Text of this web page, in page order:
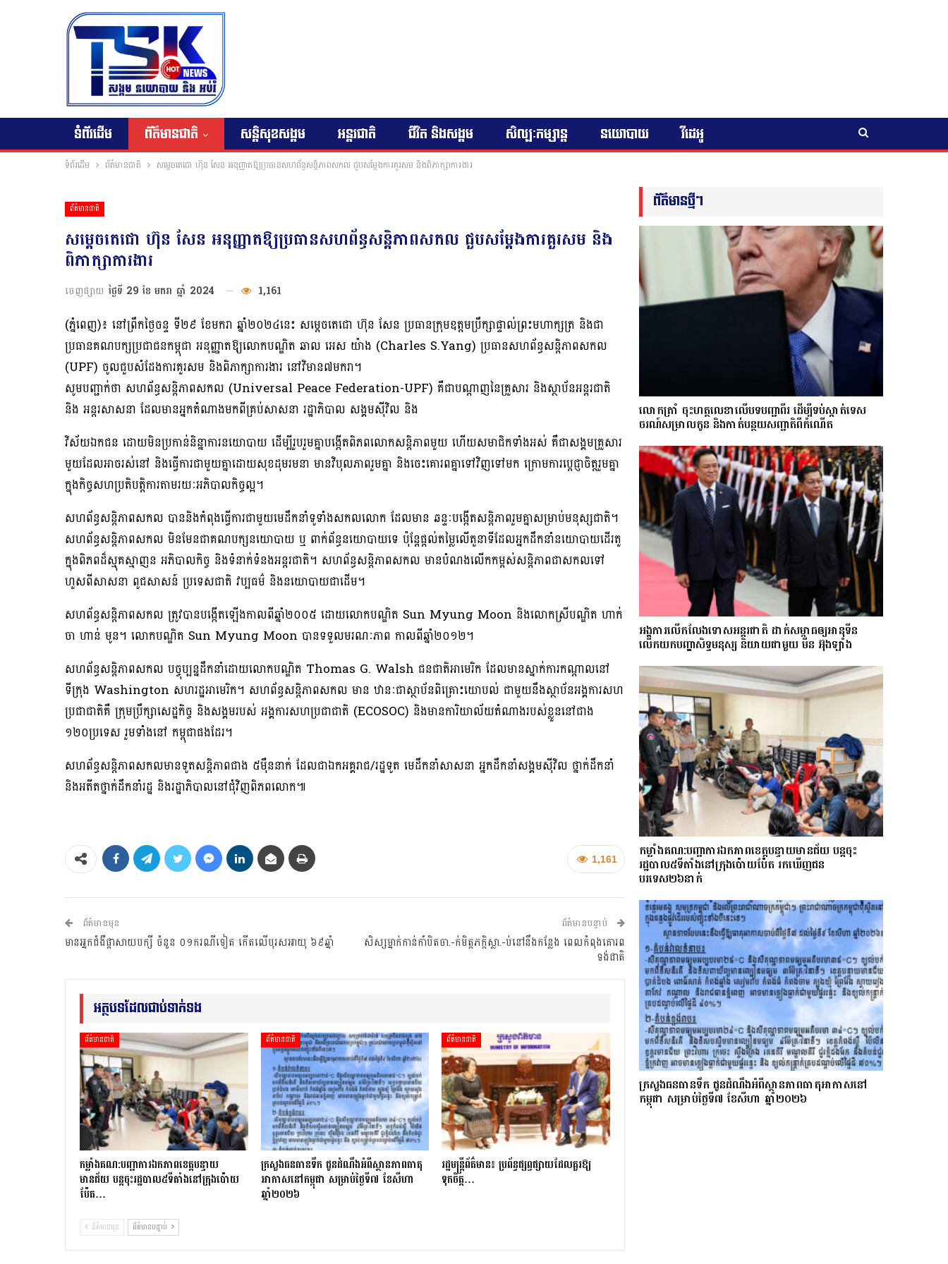
ទំព័រដើម ព័ត៌មានជាតិ សន្តិសុខសង្គម អន្តរជាតិ ជីវិត និងសង្គម សិល្បៈកម្សាន្ត នយោបាយ វីដេអូ
ទំព័រដើម ព័ត៌មានជាតិ សម្តេចតេជោ ហ៊ុន សែន អនុញ្ញាតឱ្យប្រធានសហព័ន្ធសន្តិភាពសកល ជួបសម្តែងការគួរសម និងពិភាក្សាការងារ
ព័ត៌មានជាតិ
សម្តេចតេជោ ហ៊ុន សែន អនុញ្ញាតឱ្យប្រធានសហព័ន្ធសន្តិភាពសកល ជួបសម្តែងការគួរសម និង
ពិភាក្សាការងារ
ចេញផ្សាយ ថ្ងៃទី 29 ខែ មករា ឆ្នាំ 2024 1,161
(ភ្នំពេញ)៖ នៅព្រឹកថ្ងៃចន្ទ ទី២៩ ខែមករា ឆ្នាំ២០២៤នេះ សម្ដេចតេជោ ហ៊ុន សែន ប្រធានក្រុមឧត្តមប្រឹក្សាផ្ទាល់ព្រះមហាក្សត្រ និងជា
ប្រធានគណបក្សប្រជាជនកម្ពុជា អនុញ្ញាតឱ្យលោកបណ្ឌិត ឆាល អេស យ៉ាង (Charles S.Yang) ប្រធានសហព័ន្ធសន្តិភាពសកល
(UPF) ចូលជួបសំដែងការគួរសម និងពិភាក្សាការងារ នៅវិមាន៧មករា។
សូមបញ្ជាក់ថា សហព័ន្ធសន្តិភាពសកល (Universal Peace Federation-UPF) គឺជាបណ្តាញនៃគ្រួសារ និងស្ថាប័នអន្តរជាតិ
និង អន្តរសាសនា ដែលមានអ្នកតំណាងមកពីគ្រប់សាសនា រដ្ឋាភិបាល សង្គមស៊ីវិល និង
វិស័យឯកជន ដោយមិនប្រកាន់និន្នាការនយោបាយ ដើម្បីរួបរួមគ្នាបង្កើតពិភពលោកសន្តិភាពមួយ ហើយសមាជិកទាំងអស់ គឺជាសង្គមគ្រួសារ
មួយដែលអាចរស់នៅ និងធ្វើការជាមួយគ្នាដោយសុខដុមរមនា មានវិបុលភាពរួមគ្នា និងចេះគោរពគ្នាទៅវិញទៅមក ក្រោមការប្តេជ្ញាចិត្តរួមគ្នា
ក្នុងកិច្ចសហប្រតិបត្តិការតាមរយៈអភិបាលកិច្ចល្អ។
សហព័ន្ធសន្តិភាពសកល បាននិងកំពុងធ្វើការជាមួយមេដឹកនាំទូទាំងសកលលោក ដែលមាន ឆន្ទៈបង្កើតសន្តិភាពរួមគ្នាសម្រាប់មនុស្សជាតិ។
សហព័ន្ធសន្តិភាពសកល មិនមែនជាគណបក្សនយោបាយ ឬ ពាក់ព័ន្ធនយោបាយទេ ប៉ុន្តែផ្តល់តម្លៃលើតួនាទីដែលអ្នកដឹកនាំនយោបាយដើរតួ
ក្នុងពិភពដ៏ស្មុគស្មាញន អភិបាលកិច្ច និងទំនាក់ទំនងអន្តរជាតិ។ សហព័ន្ធសន្តិភាពសកល មានបំណងលើកកម្ពស់សន្តិភាពជាសកលទៅ
ហួសពីសាសនា ពូជសាសន៍ ប្រទេសជាតិ វប្បធម៌ និងនយោបាយជាដើម។
សហព័ន្ធសន្តិភាពសកល ត្រូវបានបង្កើតឡើងកាលពីឆ្នាំ២០០៥ ដោយលោកបណ្ឌិត Sun Myung Moon និងលោកស្រីបណ្ឌិត ហាក់
ចា ហាន់ មូន។ លោកបណ្ឌិត Sun Myung Moon បានទទួលមរណៈភាព កាលពីឆ្នាំ២០១២។
សហព័ន្ធសន្តិភាពសកល បច្ចុប្បន្នដឹកនាំដោយលោកបណ្ឌិត Thomas G. Walsh ជនជាតិអាមេរិក ដែលមានស្នាក់ការកណ្តាលនៅ
ទីក្រុង Washington សហរដ្ឋអាមេរិក។ សហព័ន្ធសន្តិភាពសកល មាន ឋានៈជាស្ថាប័នពិគ្រោះយោបល់ ជាមួយនឹងស្ថាប័នអង្គការសហ
ប្រជាជាតិគឺ ក្រុមប្រឹក្សាសេដ្ឋកិច្ច និងសង្គមរបស់ អង្គការសហប្រជាជាតិ (ECOSOC) និងមានការិយាល័យតំណាងរបស់ខ្លួននៅជាង
១២០ប្រទេស រួមទាំងនៅ កម្ពុជាផងដែរ។
សហព័ន្ធសន្តិភាពសកលមានទូតសន្តិភាពជាង ៥ម៉ឺននាក់ ដែលជាឯកអគ្គរាជ/រដ្ឋទូត មេដឹកនាំសាសនា អ្នកដឹកនាំសង្គមស៊ីវិល ថ្នាក់ដឹកនាំ
និងអតីតថ្នាក់ដឹកនាំរដ្ឋ និងរដ្ឋាភិបាលនៅជុំវិញពិភពលោក៕
1,161
ព័ត៌មានមុន
មានអ្នកជំងឺផ្តាសាយបក្សី ចំនួន ០១ករណីទៀត កើតលើបុរសអាយុ ៦៩ឆ្នាំ
ព័ត៌មានបន្ទាប់
សិស្សម្នាក់កាន់កាំបិតចា.-ក់មិត្តភក្តិស្លា.-ប់នៅនឹងកន្លែង ពេលកំពុងគោរព
ទង់ជាតិ
អត្ថបទដែលជាប់ទាក់ទង
ព័ត៌មានជាតិ
កម្លាំងគណ:បញ្ជាការឯកភាពខេត្តបន្ទាយ
មានជ័យ បន្តចុះរដ្ឋបាល៥ទីតាំងនៅក្រុងប៉ោយ
ប៉ែត…
ព័ត៌មានជាតិ
ក្រសួងធនធានទឹក ជូនដំណឹងអំពីស្ថានភាពធាតុ
អាកាសនៅកម្ពុជា សម្រាប់ថ្ងៃទី៧ ខែសីហា
ឆ្នាំ២០២៦
ព័ត៌មានជាតិ
រដ្ឋមន្ត្រីព័ត៌មាន៖ ប្រព័ន្ធផ្សព្វផ្សាយដែលគួរឱ្យ
ទុកចិត្ត…
ព័ត៌មានមុន ព័ត៌មានបន្ទាប់
ព័ត៌មានថ្មីៗ
លោក​ត្រាំ ចុះហត្ថលេខាលើបទបញ្ជាពីរ ដើម្បីទប់ស្កាត់ទេស​
ចរណ៍សម្រាលកូន និងកាត់បន្ថយសញ្ជាតិពីកំណើត
អង្គការលើកលែងទោសអន្តរជាតិ ដាក់សម្ពាធឲ្យអានុទីន
លើកយកបញ្ហាសិទ្ធមនុស្ស និយាយជាមួយ មីន អ៊ុងឡាំង
កម្លាំងគណ:បញ្ជាការឯកភាពខេត្តបន្ទាយមានជ័យ បន្តចុះ
រដ្ឋបាល៥ទីតាំងនៅក្រុងប៉ោយប៉ែត រកឃើញជន
បរទេស២៦នាក់
ក្រសួងធនធានទឹក ជូនដំណឹងអំពីស្ថានភាពធាតុអាកាសនៅ
កម្ពុជា សម្រាប់ថ្ងៃទី៧ ខែសីហា ឆ្នាំ២០២៦